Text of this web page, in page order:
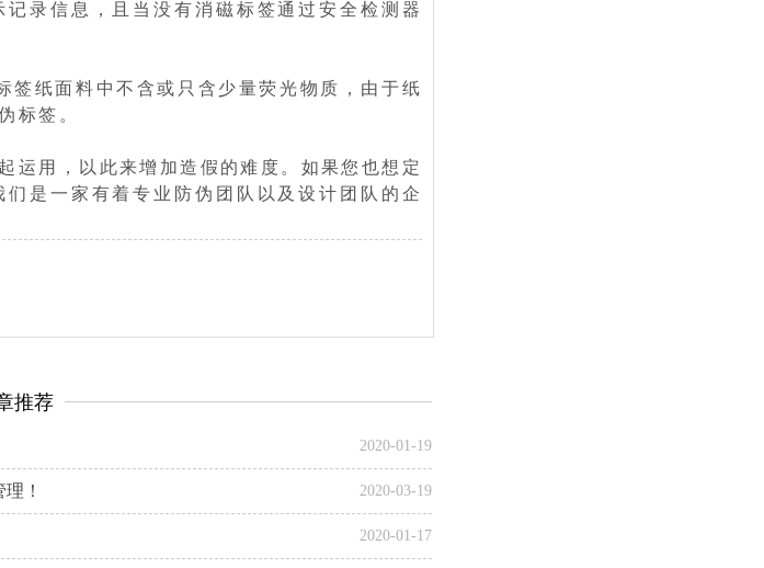
录信息，且当没有消磁标签通过安全检测器
签纸面料中不含或只含少量荧光物质，由于纸
标签。
用，以此来增加造假的难度。如果您也想定
是一家有着专业防伪团队以及设计团队的企
推荐
2020-01-19
2020-03-19
！
2020-01-17